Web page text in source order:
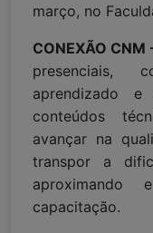
março, no
CONEXÃO CNM
presenciais,
aprendizado e
conteúdos
avançar na
transpor a
capacitação.